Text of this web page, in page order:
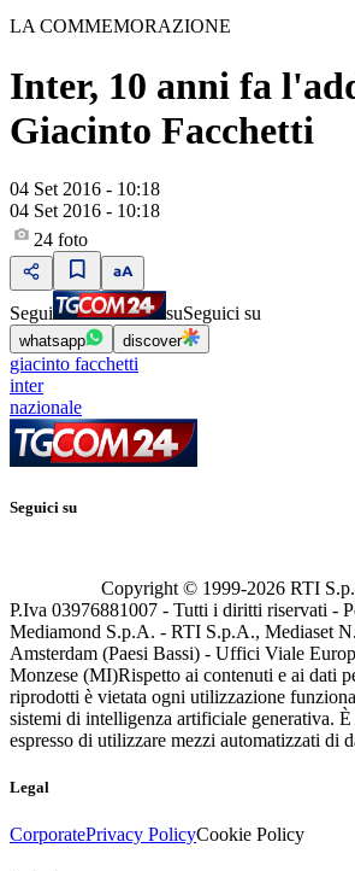
LA COMMEMORAZIONE
Inter, 10 anni fa
Giacinto Facchetti
04 Set 2016 - 10:18
04 Set 2016 - 10:18
24 foto
Segui suSeguici su
whatsapp discover
giacinto facchetti
inter
nazionale
Seguici su
Copyright © 1999-2026 RTI
P.Iva 03976881007 - Tutti i diritti riservati -
Mediamond S.p.A. - RTI S.p.A., Mediaset
Amsterdam (Paesi Bassi) - Uffici Viale
Monzese (MI)Rispetto ai contenuti e ai dati
riprodotti è vietata ogni utilizzazione
sistemi di intelligenza artificiale generativa.
espresso di utilizzare mezzi automatizzati di
Legal
CorporatePrivacy PolicyCookie Policy